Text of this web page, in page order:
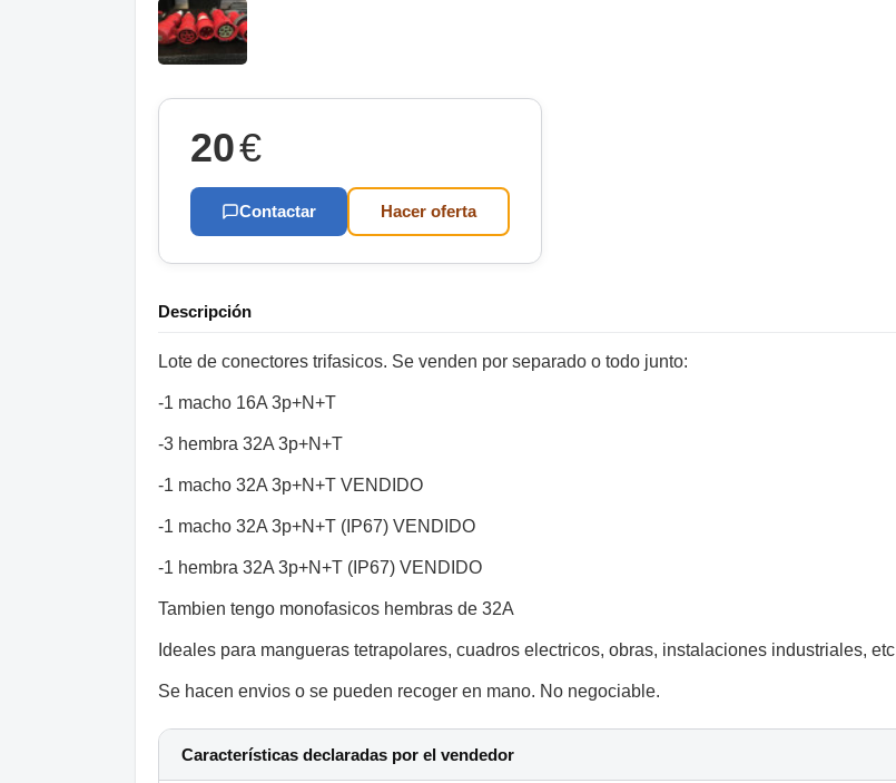
20€
Contactar Hacer oferta
Descripción
Lote de conectores trifasicos. Se venden por separado o todo junto:
-1 macho 16A 3p+N+T
-3 hembra 32A 3p+N+T
-1 macho 32A 3p+N+T VENDIDO
-1 macho 32A 3p+N+T (IP67) VENDIDO
-1 hembra 32A 3p+N+T (IP67) VENDIDO
Tambien tengo monofasicos hembras de 32A
Ideales para mangueras tetrapolares, cuadros electricos, obras, instalaciones industriales, etc
Se hacen envios o se pueden recoger en mano. No negociable.
Características declaradas por el vendedor